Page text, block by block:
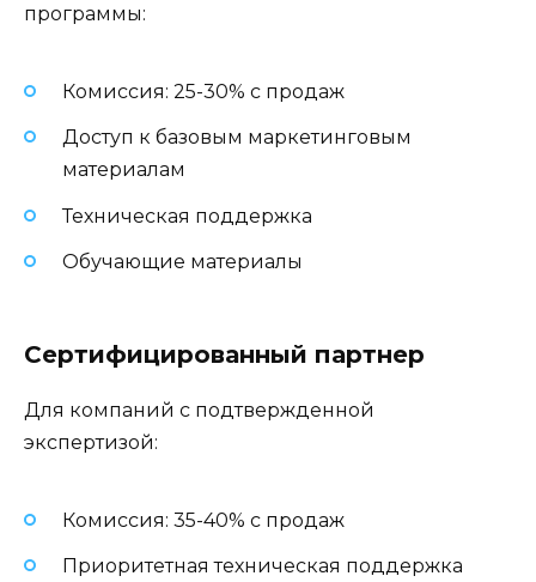
программы:
Комиссия: 25-30% с продаж
Доступ к базовым маркетинговым
материалам
Техническая поддержка
Обучающие материалы
Сертифицированный партнер
Для компаний с подтвержденной
экспертизой:
Комиссия: 35-40% с продаж
Приоритетная техническая поддержка